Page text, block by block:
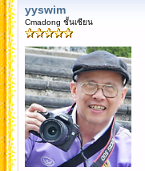
yyswim
Cmadong ชั้นเซียน